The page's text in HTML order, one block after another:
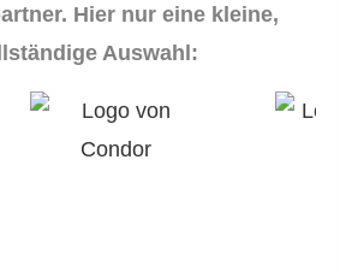
Hier nur eine kleine,
Auswahl: